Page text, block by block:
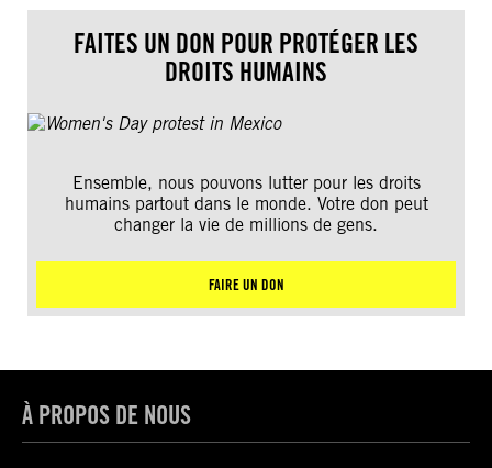
FAITES UN DON POUR PROTÉGER LES
DROITS HUMAINS
Ensemble, nous pouvons lutter pour les droits
humains partout dans le monde. Votre don peut
changer la vie de millions de gens.
FAIRE UN DON
À PROPOS DE NOUS